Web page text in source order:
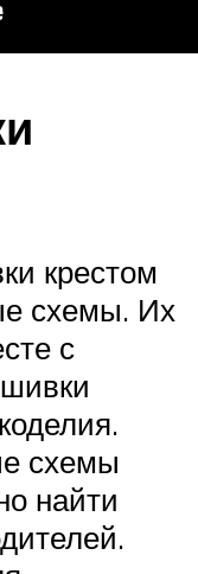
крестом
схемы. Их
с
схемы
найти